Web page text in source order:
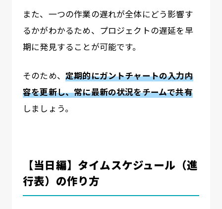
また、一つの作業の遅れが全体にどう影響す
るかがわかるため、プロジェクトの遅延を早
期に発見することが可能です。
そのため、 定期的にガントチャートの入力内
容を更新し、常に最新の状況をチームで共有
しましょう。
【当日編】タイムスケジュール（進
行表）の作り方